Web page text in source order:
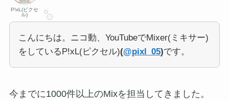
P!xL(ピクセ
ル)
こんにちは。ニコ動、YouTubeでMixer(ミキサー)
をしているP!xL(ピクセル)(@pixl_05)です。
今までに1000件以上のMixを担当してきました。